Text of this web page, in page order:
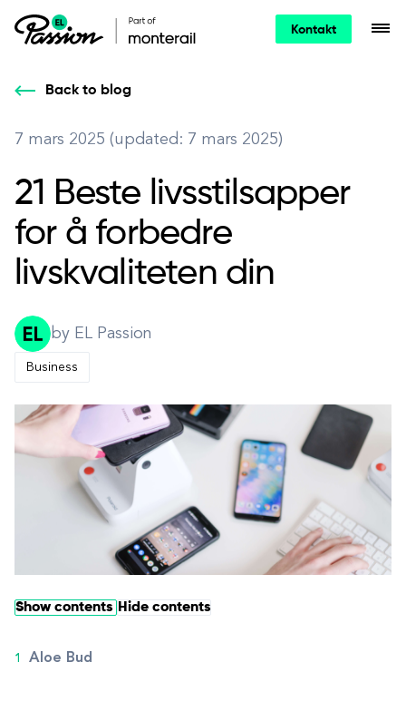
Kontakt
Back to blog
7 mars 2025 (updated: 7 mars 2025)
21 Beste livsstilsapper
for å forbedre
livskvaliteten din
by EL Passion
Business
Show contents Hide contents
Aloe Bud